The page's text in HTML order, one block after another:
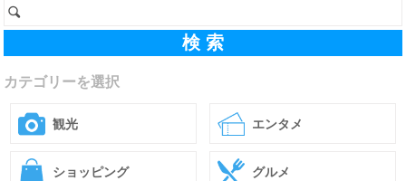
カテゴリーを選択
観光 エンタメ
ショッピング グルメ